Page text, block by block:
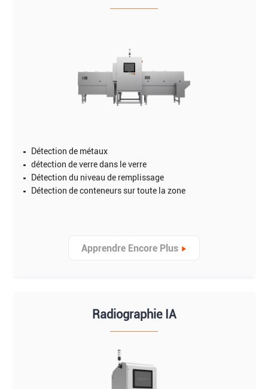
Détection de métaux
détection de verre dans le verre
Détection du niveau de remplissage
Détection de conteneurs sur toute la zone
Apprendre Encore Plus
Radiographie IA